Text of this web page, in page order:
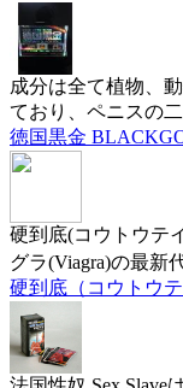
成分は全て植物、
ており、ペニスの
徳国黒金
硬到底(コウトウテ
グラ(Viagra)の最新
硬到底（コウトウ